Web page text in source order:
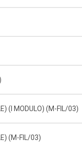
(I MODULO) (M-FIL/03)
(M-FIL/03)